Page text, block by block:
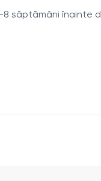
săptămâni înainte